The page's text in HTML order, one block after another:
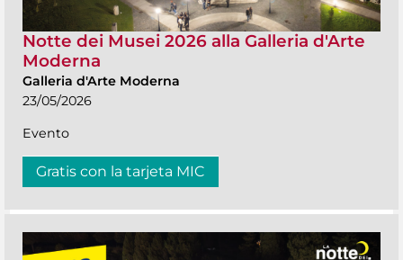
Notte dei Musei 2026 alla Galleria d'Arte
Moderna
Galleria d'Arte Moderna
23/05/2026
Evento
Gratis con la tarjeta MIC